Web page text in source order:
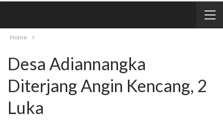
Home
Desa Adiannangka
Diterjang Angin Kencang, 2
Luka